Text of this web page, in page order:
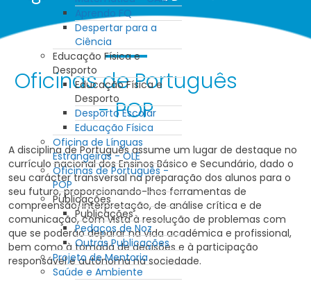
Aprendo FQ
Despertar para a
Ciência
Educação Física e
Desporto
Educação Física e
Desporto
Desporto Escolar
Educação Física
Oficina de Línguas
Estrangeiras - OLE
Oficinas de Português -
POP
Publicações
Publicações
Pedaços de Noz
Outras Publicações
Projeto de Mentoria
Saúde e Ambiente
Oficinas de Português
- POP
A disciplina de Português assume um lugar de destaque no
currículo nacional dos Ensinos Básico e Secundário, dado o
seu carácter transversal na preparação dos alunos para o
seu futuro, proporcionando-lhes ferramentas de
compreensão/interpretação, de análise crítica e de
comunicação, com vista à resolução de problemas com
que se poderão deparar na vida académica e profissional,
bem como à tomada de decisões e à participação
responsável e autónoma na sociedade.